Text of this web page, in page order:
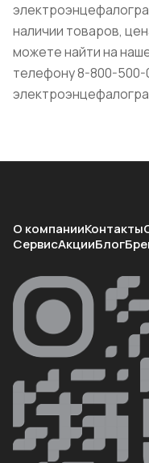
наличии товаров,
можете найти на
телефону 8-800-
О компанииКонтакты
СервисАкцииБлог